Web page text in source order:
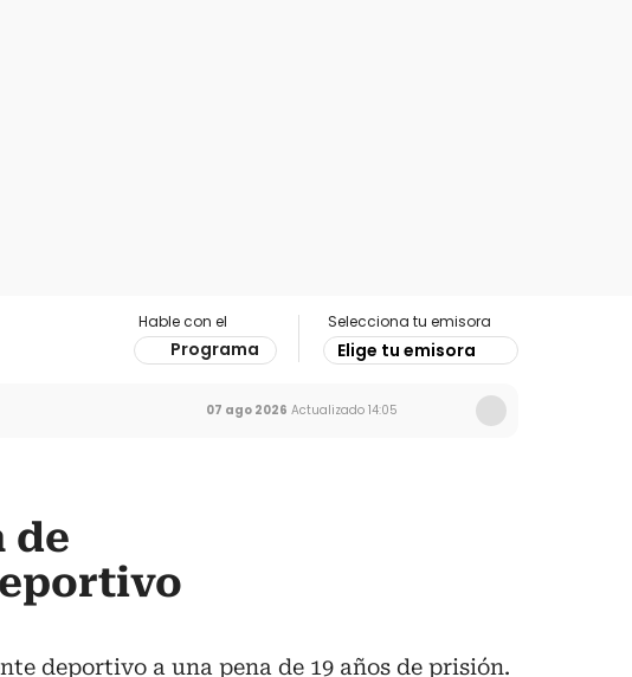
Hable con el
Programa
Selecciona tu emisora
Elige tu emisora
07 ago 2026 Actualizado 14:05
de
deportivo a una pena de 19 años de prisión.